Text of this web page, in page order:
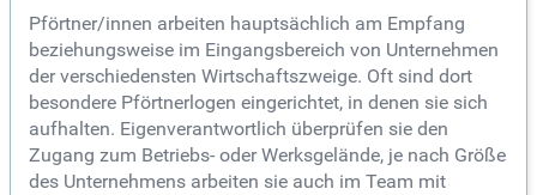
Pförtner/innen arbeiten hauptsächlich am Empfang
beziehungsweise im Eingangsbereich von Unternehmen
der verschiedensten Wirtschaftszweige. Oft sind dort
besondere Pförtnerlogen eingerichtet, in denen sie sich
aufhalten. Eigenverantwortlich überprüfen sie den
Zugang zum Betriebs- oder Werksgelände, je nach Größe
des Unternehmens arbeiten sie auch im Team mit